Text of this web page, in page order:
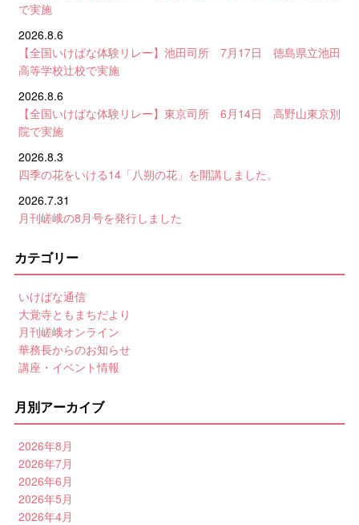
で実施
2026.8.6
【全国いけばな体験リレー】池田司所 7月17日 徳島県立池田
高等学校辻校で実施
2026.8.6
【全国いけばな体験リレー】東京司所 6月14日 高野山東京別
院で実施
2026.8.3
四季の花をいける14「八朔の花」を開講しました。
2026.7.31
月刊嵯峨の8月号を発行しました
カテゴリー
いけばな通信
大覚寺ともまちだより
月刊嵯峨オンライン
華務長からのお知らせ
講座・イベント情報
月別アーカイブ
2026年8月
2026年7月
2026年6月
2026年5月
2026年4月